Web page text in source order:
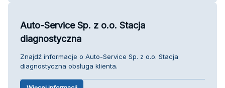
Auto-Service Sp. z o.o. Stacja
diagnostyczna
Znajdź informacje o Auto-Service Sp. z o.o. Stacja
diagnostyczna obsługa klienta.